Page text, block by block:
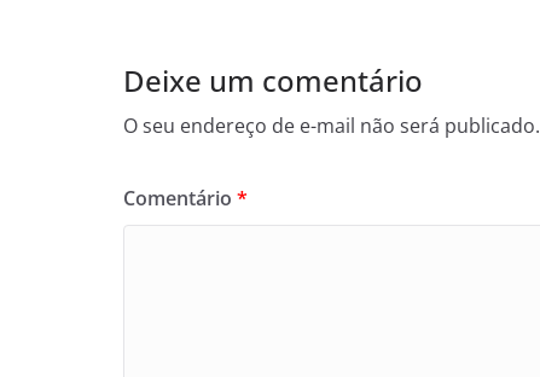
Deixe um comentário
O seu endereço de e-mail não será publicado.
Comentário *